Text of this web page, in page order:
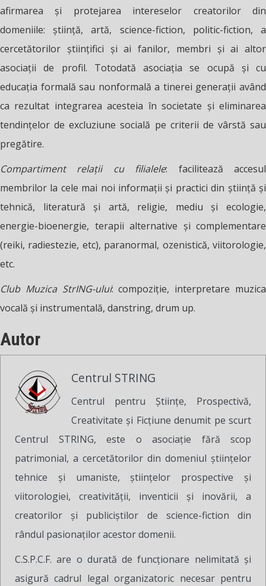
afirmarea şi protejarea intereselor creatorilor din
domeniile: ştiinţă, artă, science-fiction, politic-fiction, a
cercetătorilor ştiințifici şi ai fanilor, membri şi ai altor
asociații de profil. Totodată asociaţia se ocupă şi cu
educaţia formală sau nonformală a tinerei generaţii având
ca rezultat integrarea acesteia în societate şi eliminarea
tendinţelor de excluziune socială pe criterii de vârstă sau
pregătire.
Compartiment relaţii cu filialele: facilitează accesul
membrilor la cele mai noi informaţii şi practici din știință și
tehnică, literatură și artă, religie, mediu și ecologie,
energie-bioenergie, terapii alternative și complementare
(reiki, radiestezie, etc), paranormal, ozenistică, viitorologie,
etc.
Club Muzica StrING-ului: compoziţie, interpretare muzica
vocală şi instrumentală, danstring, drum up.
Autor
Centrul STRING
Centrul pentru Ştiinţe, Prospectivă,
Creativitate şi Ficţiune denumit pe scurt
Centrul STRING, este o asociaţie fără scop
patrimonial, a cercetătorilor din domeniul ştiinţelor
tehnice şi umaniste, ştiinţelor prospective şi
viitorologiei, creativităţii, inventicii şi inovării, a
creatorilor şi publiciştilor de science-fiction din
rândul pasionaţilor acestor domenii.
C.S.P.C.F. are o durată de funcţionare nelimitată şi
asigură cadrul legal organizatoric necesar pentru